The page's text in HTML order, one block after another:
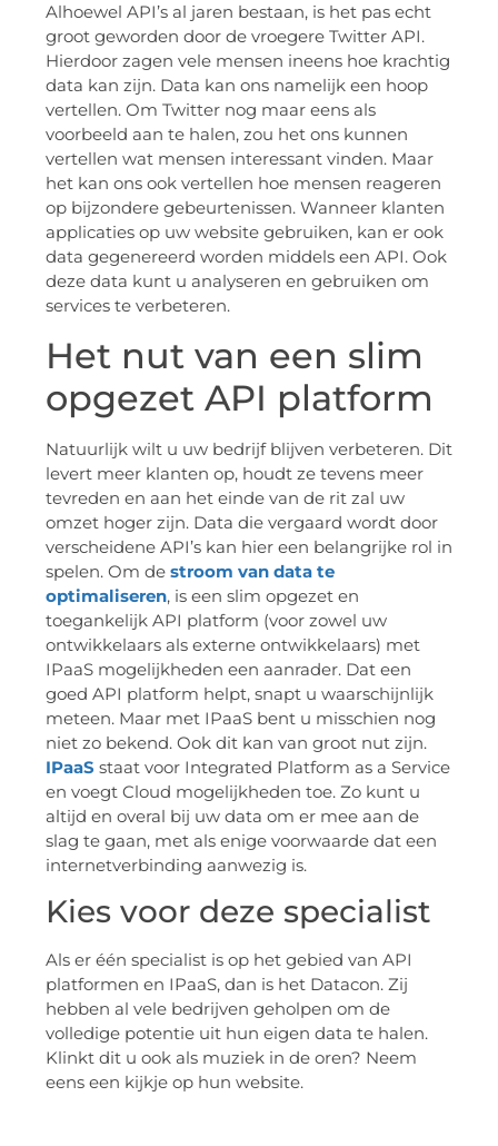
Alhoewel API’s al jaren bestaan, is het pas echt
groot geworden door de vroegere Twitter API.
Hierdoor zagen vele mensen ineens hoe krachtig
data kan zijn. Data kan ons namelijk een hoop
vertellen. Om Twitter nog maar eens als
voorbeeld aan te halen, zou het ons kunnen
vertellen wat mensen interessant vinden. Maar
het kan ons ook vertellen hoe mensen reageren
op bijzondere gebeurtenissen. Wanneer klanten
applicaties op uw website gebruiken, kan er ook
data gegenereerd worden middels een API. Ook
deze data kunt u analyseren en gebruiken om
services te verbeteren.
Het nut van een slim
opgezet API platform
Natuurlijk wilt u uw bedrijf blijven verbeteren. Dit
levert meer klanten op, houdt ze tevens meer
tevreden en aan het einde van de rit zal uw
omzet hoger zijn. Data die vergaard wordt door
verscheidene API’s kan hier een belangrijke rol in
spelen. Om de stroom van data te
optimaliseren, is een slim opgezet en
toegankelijk API platform (voor zowel uw
ontwikkelaars als externe ontwikkelaars) met
IPaaS mogelijkheden een aanrader. Dat een
goed API platform helpt, snapt u waarschijnlijk
meteen. Maar met IPaaS bent u misschien nog
niet zo bekend. Ook dit kan van groot nut zijn.
IPaaS staat voor Integrated Platform as a Service
en voegt Cloud mogelijkheden toe. Zo kunt u
altijd en overal bij uw data om er mee aan de
slag te gaan, met als enige voorwaarde dat een
internetverbinding aanwezig is.
Kies voor deze specialist
Als er één specialist is op het gebied van API
platformen en IPaaS, dan is het Datacon. Zij
hebben al vele bedrijven geholpen om de
volledige potentie uit hun eigen data te halen.
Klinkt dit u ook als muziek in de oren? Neem
eens een kijkje op hun website.